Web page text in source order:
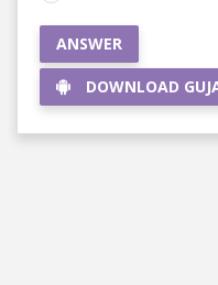
ANSWER
DOWNLOAD